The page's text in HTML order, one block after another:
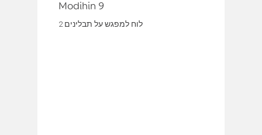
Modihin 9
לוח למפגש על תבלינים 2